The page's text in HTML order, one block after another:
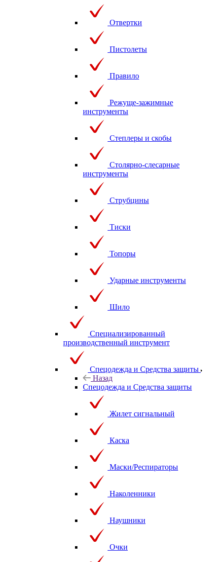
Отвертки
Пистолеты
Правило
Режуще-зажимные
инструменты
Степлеры и скобы
Столярно-слесарные
инструменты
Струбцины
Тиски
Топоры
Ударные инструменты
Шило
Специализированный
производственный инструмент
Спецодежда и Средства защиты
Назад
Спецодежда и Средства защиты
Жилет сигнальный
Каска
Маски/Респираторы
Наколенники
Наушники
Очки